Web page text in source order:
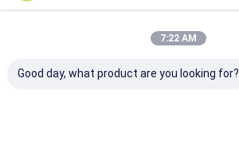
7:22 AM
Good day, what product are you looking for?